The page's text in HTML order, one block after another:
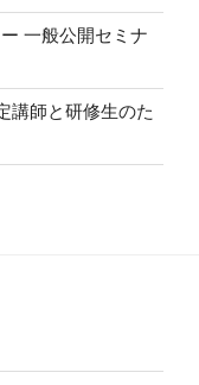
一般公開セミナ
講師と研修生のた